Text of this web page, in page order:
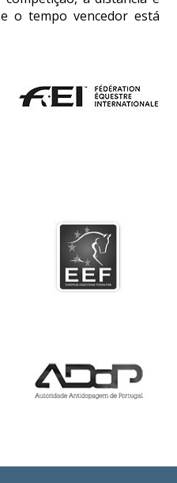
o tempo vencedor está